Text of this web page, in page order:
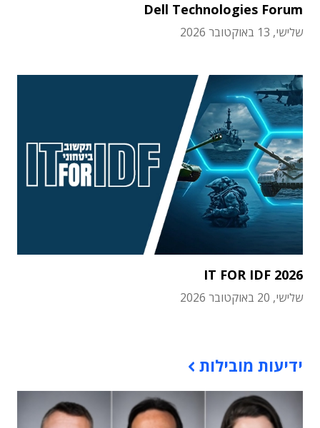
Dell Technologies Forum
שלישי, 13 באוקטובר 2026
IT FOR IDF 2026
שלישי, 20 באוקטובר 2026
ידיעות מובילות